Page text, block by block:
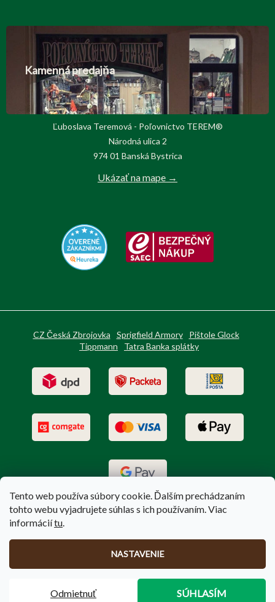
Tento web používa súbory cookie. Ďalším prechádzaním
tohto webu vyjadrujete súhlas s ich používaním. Viac
informáciítu.
NASTAVENIE
Odmietnuť SÚHLASÍM
Kamenná predajňa
Ľuboslava Teremová - Poľovnictvo TEREM®
Národná ulica 2
974 01 Banská Bystrica
Ukázať na mape →
CZ Česká Zbrojovka Sprigfield Armory
Pištole Glock
Tippmann
Tatra Banka splátky
PoľovníctvoTerem.sk. Všetky práva vyhradené.
Upraviť nastavenie cookies